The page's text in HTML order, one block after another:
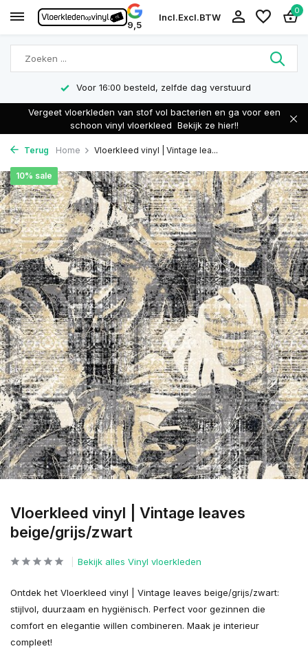
9,5
Incl.Excl.BTW
0
Voor 16:00 besteld, zelfde dag verstuurd
Vergeet vloerkleden van stof vol bacterien en ga voor een
schoon vinyl vloerkleed Bekijk ze hier!!
Terug Home Vloerkleed vinyl | Vintage lea...
Vloerkleed vinyl | Vintage leaves
beige/grijs/zwart
10% sale
Bekijk alles Vinyl vloerkleden
Ontdek het Vloerkleed vinyl | Vintage leaves beige/grijs/zwart:
stijlvol, duurzaam en hygiënisch. Perfect voor gezinnen die
comfort en elegantie willen combineren. Maak je interieur
compleet!